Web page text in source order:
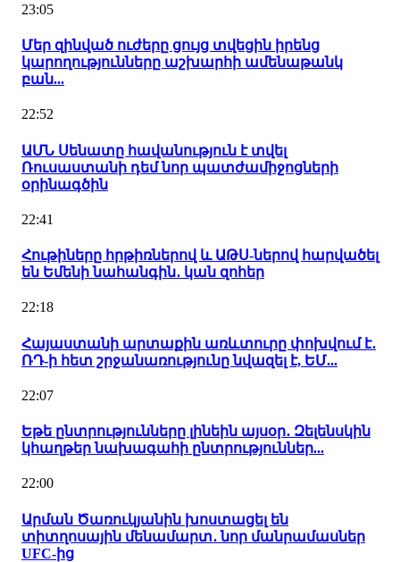
23:05
Մեր զինված ուժերը ցույց տվեցին իրենց
կարողությունները աշխարհի ամենաթանկ
բան...
22:52
ԱՄՆ Սենատը հավանություն է տվել
Ռուսաստանի դեմ նոր պատժամիջոցների
օրինագծին
22:41
Հութիները հրթիռներով և ԱԹՍ-ներով հարվածել
են Եմենի նահանգին․ կան զոհեր
22:18
Հայաստանի արտաքին առևտուրը փոխվում է․
ՌԴ-ի հետ շրջանառությունը նվազել է, ԵՄ...
22:07
Եթե ընտրությունները լինեին այսօր․ Զելենսկին
կհաղթեր նախագահի ընտրություններ...
22:00
Արման Ծառուկյանին խոստացել են
տիտղոսային մենամարտ․ նոր մանրամասներ
UFC-ից